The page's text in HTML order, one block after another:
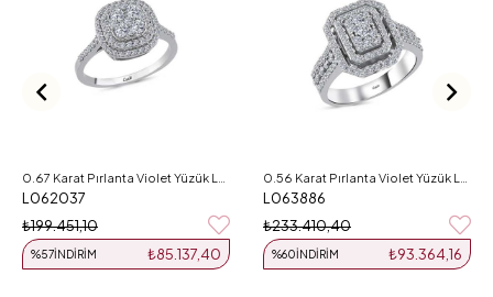
L062037
₺85.137,40
%57İNDIRIM
₺199.451,10
L063886
₺93.364,16
%60İNDIRIM
₺233.410,40